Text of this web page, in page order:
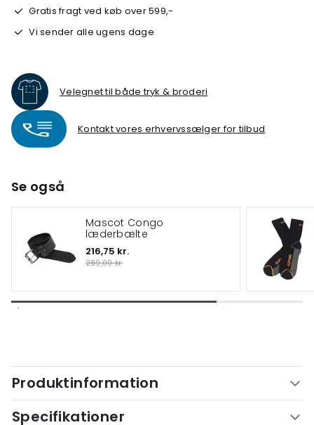
Gratis fragt ved køb over 599,-
Vi sender alle ugens dage
Velegnet til både tryk & broderi
Kontakt vores erhvervssælger for tilbud
Se også
Mascot Congo
læderbælte
216,75 kr.
289,00 kr.
Produktinformation
Specifikationer